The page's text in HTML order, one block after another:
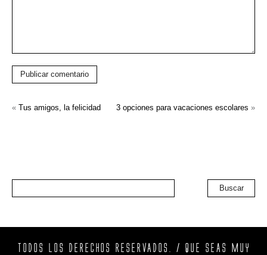
Publicar comentario
« Tus amigos, la felicidad 3 opciones para vacaciones escolares »
Buscar
TODOS LOS DERECHOS RESERVADOS. / QUE SEAS MUY